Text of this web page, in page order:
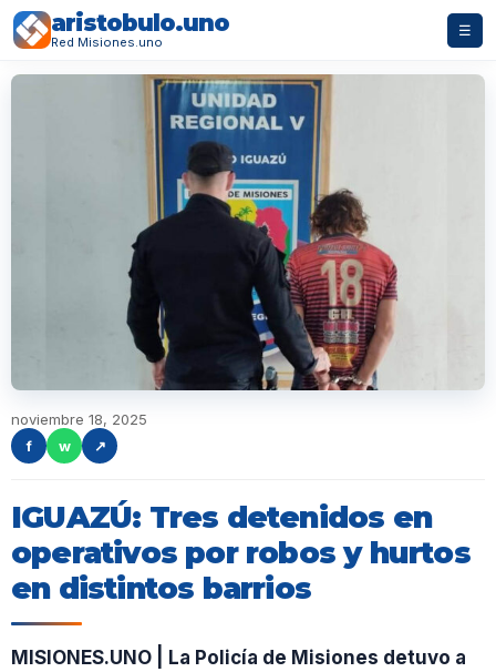
aristobulo.uno
Red Misiones.uno
☰
noviembre 18, 2025
f
w ↗
IGUAZÚ: Tres detenidos en
operativos por robos y hurtos
en distintos barrios
MISIONES.UNO | La Policía de Misiones detuvo a